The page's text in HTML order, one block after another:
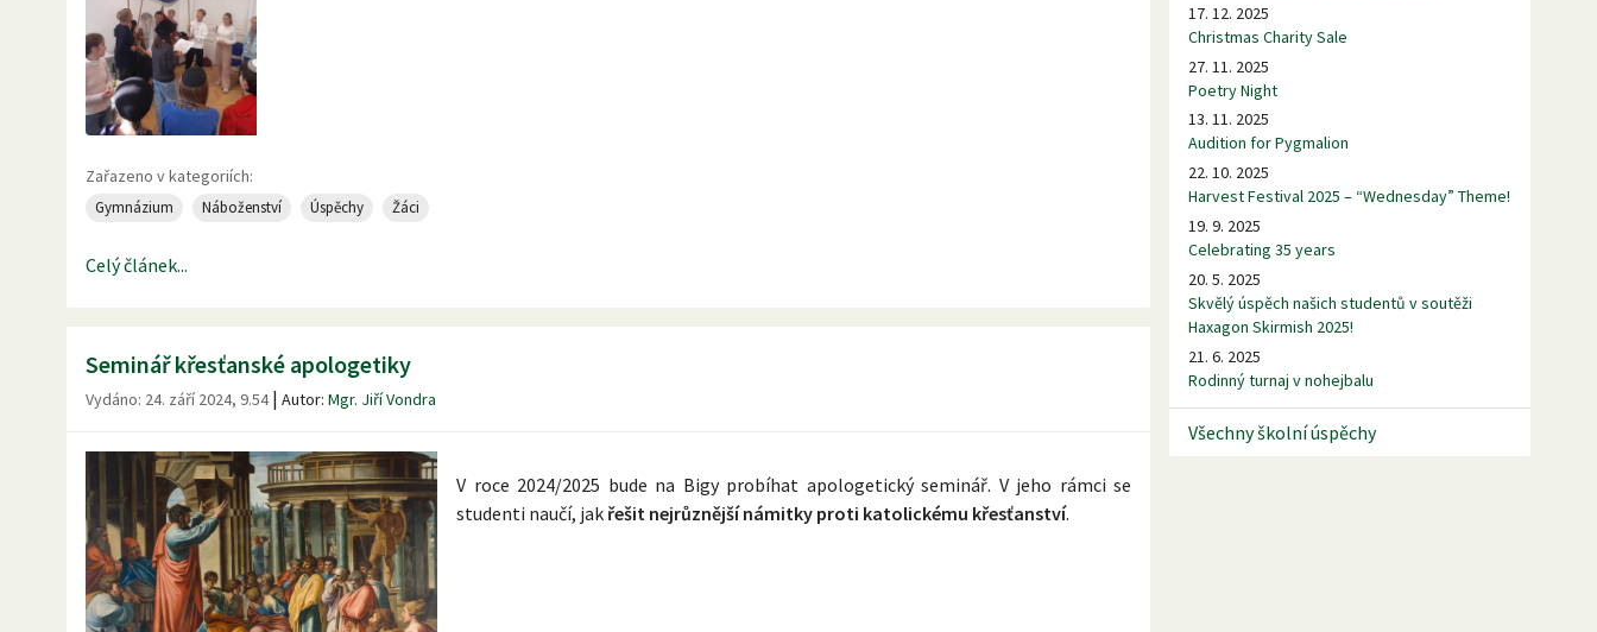
Zařazeno v kategoriích:
Gymnázium Náboženství Úspěchy Žáci
Celý článek...
Seminář křesťanské apologetiky
Vydáno: 24. září 2024, 9.54| Autor: Mgr. Jiří Vondra
V roce 2024/2025 bude na Bigy probíhat apologetický seminář. V jeho rámci se
studenti naučí, jak řešit nejrůznější námitky proti katolickému křesťanství.
17. 12. 2025
Christmas Charity Sale
27. 11. 2025
Poetry Night
13. 11. 2025
Audition for Pygmalion
22. 10. 2025
Harvest Festival 2025 – “Wednesday” Theme!
19. 9. 2025
Celebrating 35 years
20. 5. 2025
Skvělý úspěch našich studentů v soutěži
Haxagon Skirmish 2025!
21. 6. 2025
Rodinný turnaj v nohejbalu
Všechny školní úspěchy